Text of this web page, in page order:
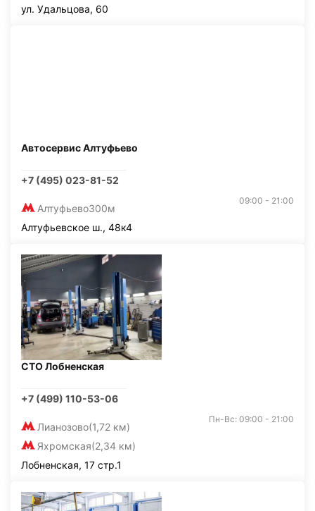
ул. Удальцова, 60
Автосервис Алтуфьево
+7 (495) 023-81-52
Алтуфьево300м
09:00 - 21:00
Алтуфьевское ш., 48к4
СТО Лобненская
+7 (499) 110-53-06
Лианозово(1,72 км)
Яхромская(2,34 км)
Пн-Вс: 09:00 - 21:00
Лобненская, 17 стр.1